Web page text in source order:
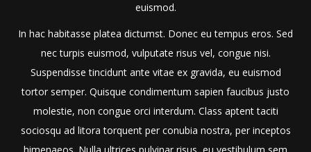
euismod.
In hac habitasse platea dictumst. Donec eu tempus eros. Sed
nec turpis euismod, vulputate risus vel, congue nisi.
Suspendisse tincidunt ante vitae ex gravida, eu euismod
tortor semper. Quisque condimentum sapien faucibus justo
molestie, non congue orci interdum. Class aptent taciti
sociosqu ad litora torquent per conubia nostra, per inceptos